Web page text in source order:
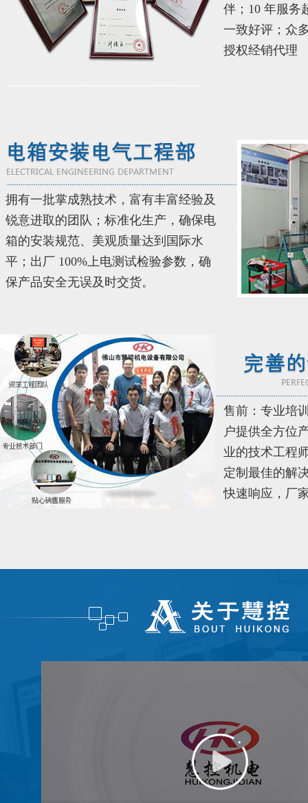
伴；10 年服务
一致好评；众
授权经销代理
拥有一批掌成熟技术，富有丰富经验及
锐意进取的团队；标准化生产，确保电
箱的安装规范、美观质量达到国际水
平；出厂 100%上电测试检验参数，确
保产品安全无误及时交货。
售前：专业培
户提供全方位
业的技术工程
定制最佳的解
快速响应，厂